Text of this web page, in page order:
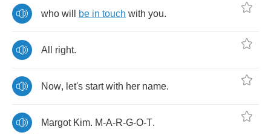
who will be in touch with you.
All right.
Now, let's start with her name.
Margot Kim. M-A-R-G-O-T.